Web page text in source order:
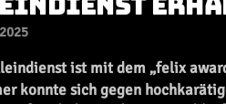
ist mit dem „felix
konnte sich gegen